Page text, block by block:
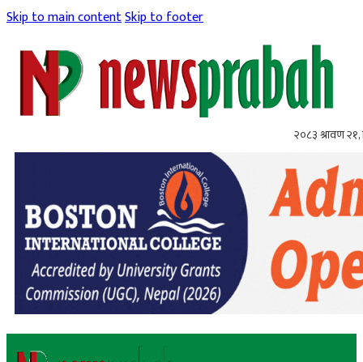
Skip to main contentSkip to footer
२०८३ श्रावण २१,